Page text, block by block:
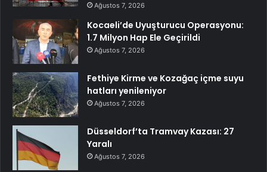
Ağustos 7, 2026
Kocaeli’de Uyuşturucu Operasyonu:
1.7 Milyon Hap Ele Geçirildi
Ağustos 7, 2026
Fethiye Kirme ve Kozağaç içme suyu
hatları yenileniyor
Ağustos 7, 2026
Düsseldorf’ta Tramvay Kazası: 27
Yaralı
Ağustos 7, 2026